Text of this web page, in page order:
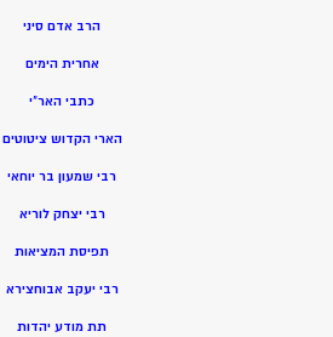
הרב אדם סיני
אחרית הימים
כתבי האר”י
הארי הקדוש ציטוטים
רבי שמעון בר יוחאי
רבי יצחק לוריא
תפיסת המציאות
רבי יעקב אבוחצירא
תת מודע יהדות